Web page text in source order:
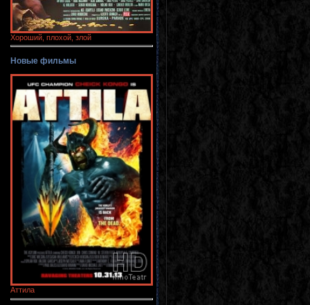
Хороший, плохой, злой
Новые фильмы
Аттила